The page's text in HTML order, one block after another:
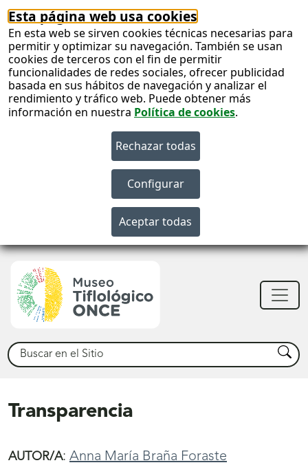
Esta página web usa cookies
En esta web se sirven cookies técnicas necesarias para
permitir y optimizar su navegación. También se usan
cookies de terceros con el fin de permitir
funcionalidades de redes sociales, ofrecer publicidad
basada en sus hábitos de navegación y analizar el
rendimiento y tráfico web. Puede obtener más
información en nuestra Política de cookies.
Buscar Buscar
Transparencia
AUTOR/A: Anna María Braña Foraste